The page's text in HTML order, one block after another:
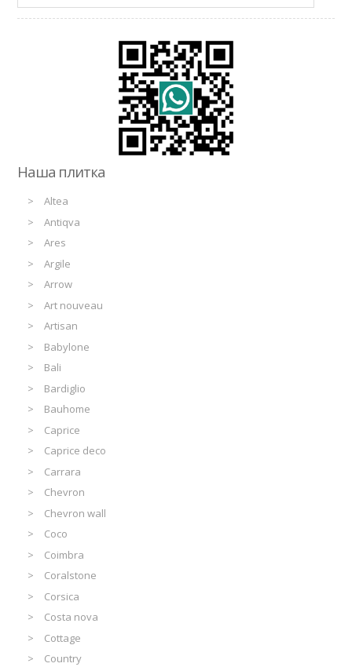
Наша плитка
Altea
Antiqva
Ares
Argile
Arrow
Art nouveau
Artisan
Babylone
Bali
Bardiglio
Bauhome
Caprice
Caprice deco
Carrara
Chevron
Chevron wall
Coco
Coimbra
Coralstone
Corsica
Costa nova
Cottage
Country